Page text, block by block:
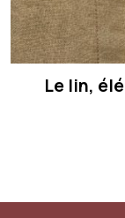
Le lin,